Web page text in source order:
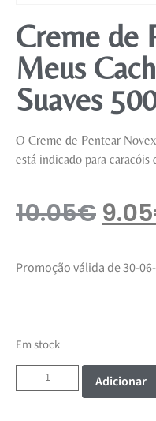
Creme de
Meus
Suaves
O Creme de Pentear
está indicado para caracóis
10.05€ 9.05
Promoção válida de 30-
Em stock
Adicionar